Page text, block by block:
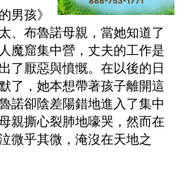
男孩》
、布魯諾母親，當她知道了
魔窟集中營，丈夫的工作是
了厭惡與憤慨。在以後的日
了，她本想帶著孩子離開這
諾卻陰差陽錯地進入了集中
親撕心裂肺地嚎哭，然而在
微乎其微，淹沒在天地之